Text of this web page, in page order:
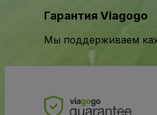
Гарантия Viagogo
Мы поддерживаем